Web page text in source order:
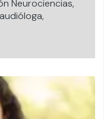
Neurociencias,